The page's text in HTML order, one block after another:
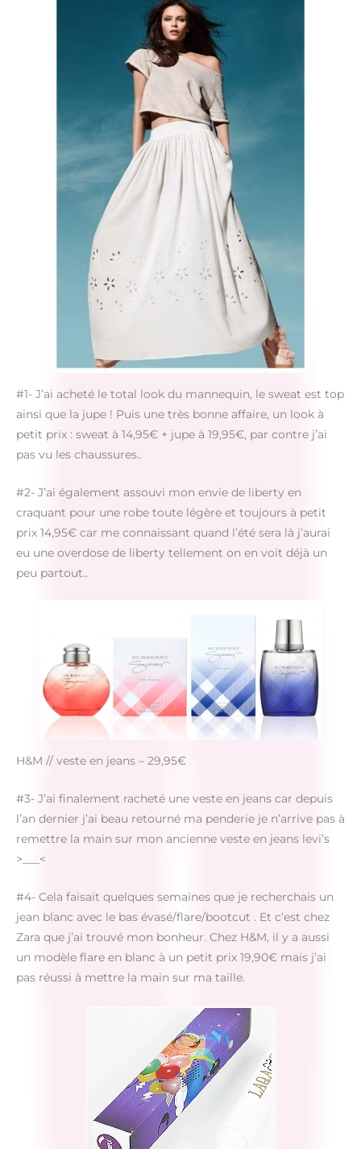
#1- J’ai acheté le total look du mannequin, le sweat est top
ainsi que la jupe ! Puis une très bonne affaire, un look à
petit prix : sweat à 14,95€ + jupe à 19,95€, par contre j’ai
pas vu les chaussures..
#2- J’ai également assouvi mon envie de liberty en
craquant pour une robe toute légère et toujours à petit
prix 14,95€ car me connaissant quand l’été sera là j’aurai
eu une overdose de liberty tellement on en voit déjà un
peu partout..
H&M // veste en jeans – 29,95€
#3- J’ai finalement racheté une veste en jeans car depuis
l’an dernier j’ai beau retourné ma penderie je n’arrive pas à
remettre la main sur mon ancienne veste en jeans levi’s
>___<
#4- Cela faisait quelques semaines que je recherchais un
jean blanc avec le bas évasé/flare/bootcut . Et c’est chez
Zara que j’ai trouvé mon bonheur. Chez H&M, il y a aussi
un modèle flare en blanc à un petit prix 19,90€ mais j’ai
pas réussi à mettre la main sur ma taille.